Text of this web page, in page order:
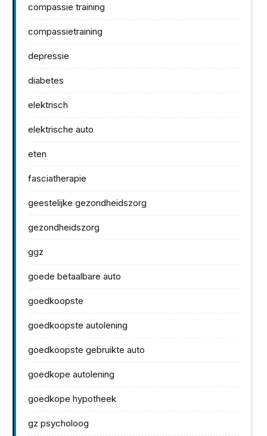
compassie training
compassietraining
depressie
diabetes
elektrisch
elektrische auto
eten
fasciatherapie
geestelijke gezondheidszorg
gezondheidszorg
ggz
goede betaalbare auto
goedkoopste
goedkoopste autolening
goedkoopste gebruikte auto
goedkope autolening
goedkope hypotheek
gz psycholoog